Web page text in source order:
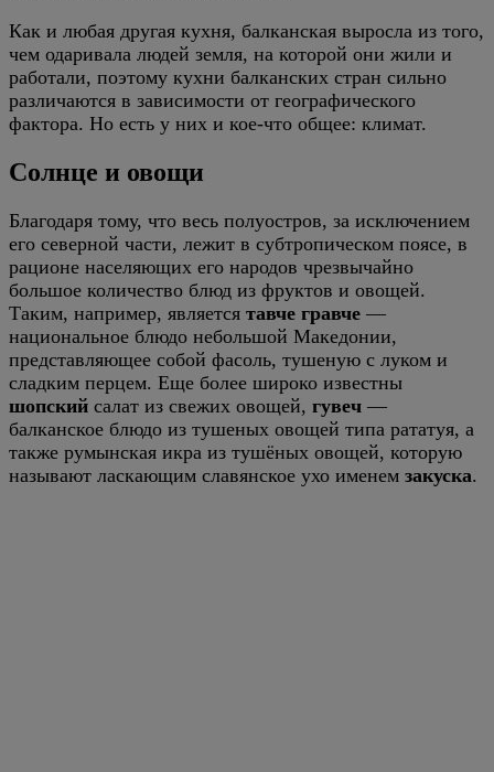
Как и любая другая кухня, балканская выросла из того,
чем одаривала людей земля, на которой они жили и
работали, поэтому кухни балканских стран сильно
различаются в зависимости от географического
фактора. Но есть у них и кое-что общее: климат.
Солнце и овощи
Благодаря тому, что весь полуостров, за исключением
его северной части, лежит в субтропическом поясе, в
рационе населяющих его народов чрезвычайно
большое количество блюд из фруктов и овощей.
Таким, например, является тавче гравче —
национальное блюдо небольшой Македонии,
представляющее собой фасоль, тушеную с луком и
сладким перцем. Еще более широко известны
шопский салат из свежих овощей, гувеч —
балканское блюдо из тушеных овощей типа рататуя, а
также румынская икра из тушёных овощей, которую
называют ласкающим славянское ухо именем закуска.